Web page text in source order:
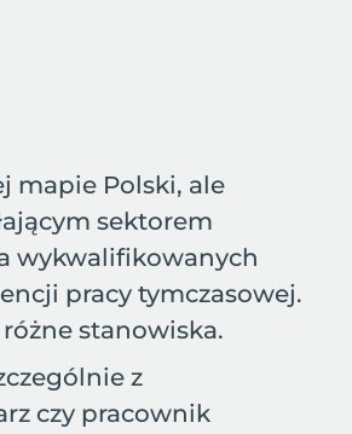
mapie Polski, ale
sektorem
wykwalifikowanych
pracy tymczasowej.
stanowiska.
z
czy pracownik